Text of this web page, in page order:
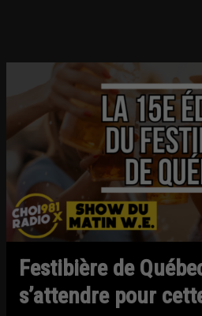
Festibière de
s’attendre pour